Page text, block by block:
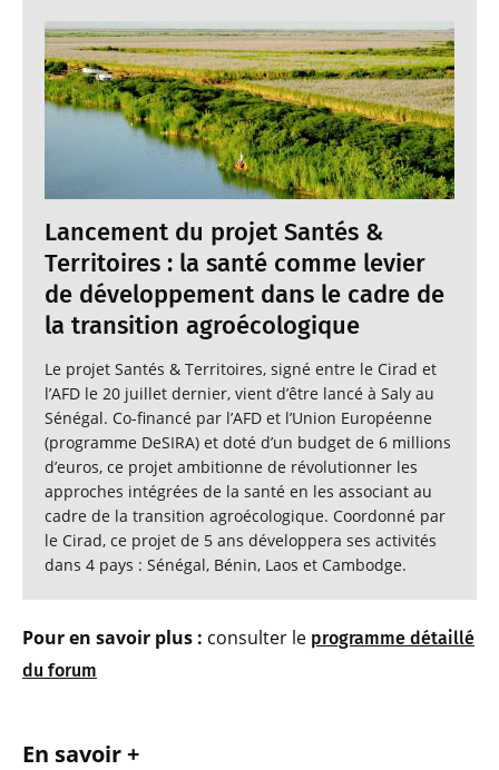
En savoir +
Lancement du projet Santés &
Territoires : la santé comme levier
de développement dans le cadre de
la transition agroécologique
Le projet Santés & Territoires, signé entre le Cirad et
l’AFD le 20 juillet dernier, vient d’être lancé à Saly au
Sénégal. Co-financé par l’AFD et l’Union Européenne
(programme DeSIRA) et doté d’un budget de 6 millions
d’euros, ce projet ambitionne de révolutionner les
approches intégrées de la santé en les associant au
cadre de la transition agroécologique. Coordonné par
le Cirad, ce projet de 5 ans développera ses activités
dans 4 pays : Sénégal, Bénin, Laos et Cambodge.
Pour en savoir plus : consulter le programme détaillé
du forum